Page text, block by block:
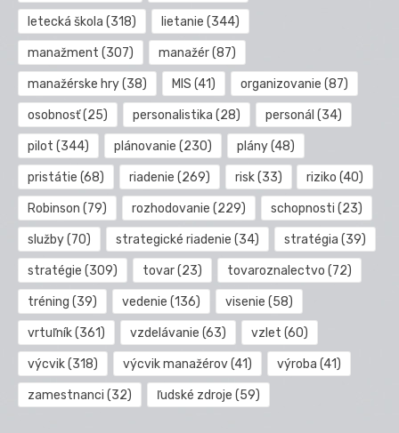
letecká škola (318) lietanie (344)
manažment (307) manažér(87)
manažérske hry(38) MIS (41) organizovanie (87)
osobnosť(25) personalistika (28) personál (34)
pilot (344) plánovanie (230) plány(48)
pristátie (68) riadenie (269) risk(33) riziko (40)
Robinson (79) rozhodovanie (229) schopnosti (23)
služby(70) strategické riadenie (34) stratégia (39)
stratégie (309) tovar(23) tovaroznalectvo (72)
tréning (39) vedenie (136) visenie (58)
vrtuľník(361) vzdelávanie (63) vzlet (60)
výcvik(318) výcvik manažérov(41) výroba (41)
zamestnanci (32) ľudské zdroje (59)